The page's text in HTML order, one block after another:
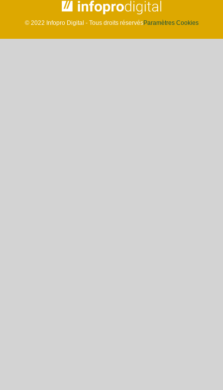
© 2022 Infopro Digital - Tous droits réservésParamètres Cookies